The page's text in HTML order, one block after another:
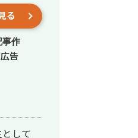
る
事作
告
して